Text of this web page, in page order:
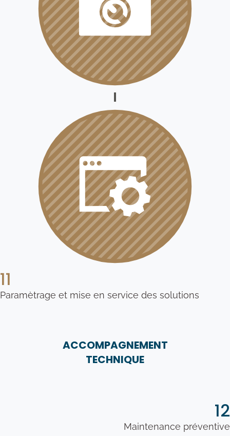
11
Paramètrage et mise en service des solutions
ACCOMPAGNEMENT
TECHNIQUE
12
Maintenance préventive